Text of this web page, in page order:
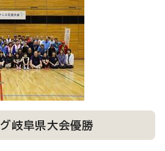
岐阜県大会優勝